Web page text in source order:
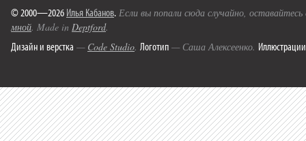
© 2000—2026 Илья Кабанов. Если вы попали сюда случайно,
мной. Made in Deptford.
Дизайн и верстка — Code Studio. Логотип — Саша Алексеенко. Иллюстрации